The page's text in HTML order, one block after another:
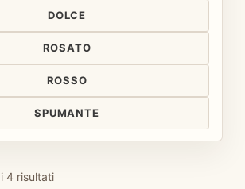
DOLCE
ROSATO
ROSSO
SPUMANTE
4 risultati